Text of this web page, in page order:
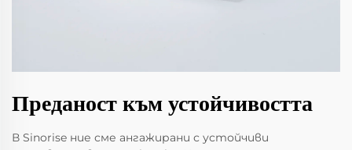
Преданост към устойчивостта
В Sinorise ние сме ангажирани с устойчиви